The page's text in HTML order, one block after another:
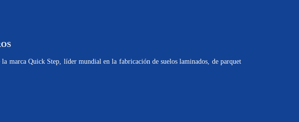
marca Quick Step, líder mundial en la fabricación de suelos laminados, de parquet